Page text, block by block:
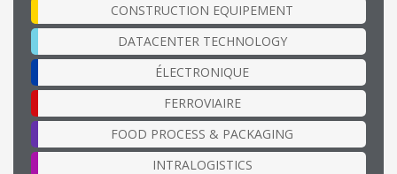
CONSTRUCTION EQUIPEMENT
DATACENTER TECHNOLOGY
ÉLECTRONIQUE
FERROVIAIRE
FOOD PROCESS & PACKAGING
INTRALOGISTICS